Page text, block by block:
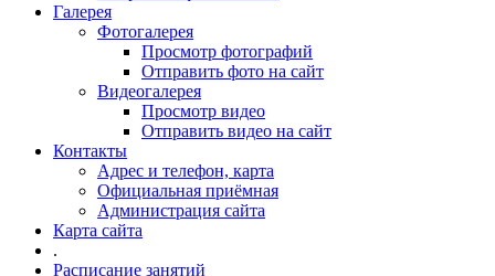
Галерея
Фотогалерея
Просмотр фотографий
Отправить фото на сайт
Видеогалерея
Просмотр видео
Отправить видео на сайт
Контакты
Адрес и телефон, карта
Официальная приёмная
Администрация сайта
Карта сайта
.
Расписание занятий